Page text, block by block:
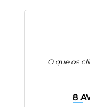
O que os
8